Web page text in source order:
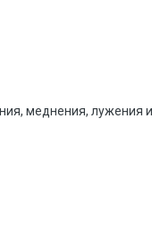
меднения, лужения и